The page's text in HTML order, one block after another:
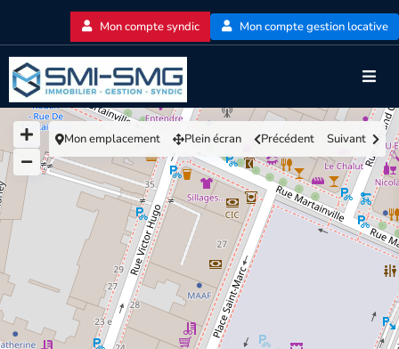
Mon compte syndic Mon compte gestion locative
Mon emplacement Plein écran Précédent Suivant